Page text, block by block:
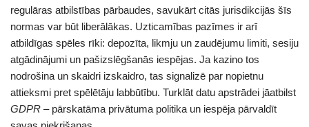
regulāras atbilstības pārbaudes, savukārt citās jurisdikcijās šīs
normas var būt liberālākas. Uzticamības pazīmes ir arī
atbildīgas spēles rīki: depozīta, likmju un zaudējumu limiti, sesiju
atgādinājumi un pašizslēgšanās iespējas. Ja kazino tos
nodrošina un skaidri izskaidro, tas signalizē par nopietnu
attieksmi pret spēlētāju labbūtību. Turklāt datu apstrādei jāatbilst
GDPR – pārskatāma privātuma politika un iespēja pārvaldīt